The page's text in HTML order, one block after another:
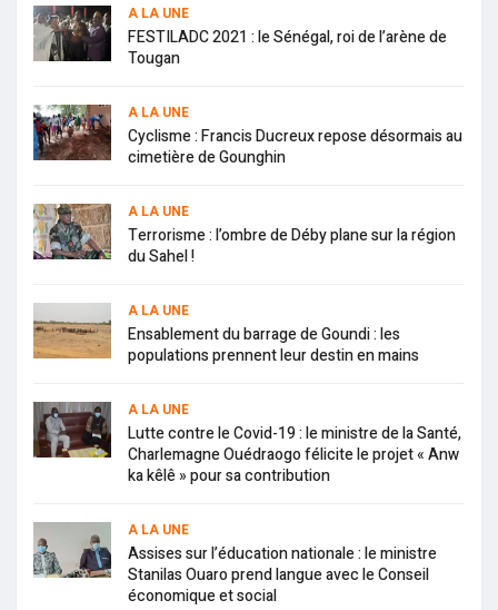
A LA UNE
FESTILADC 2021 : le Sénégal, roi de l’arène de
Tougan
A LA UNE
Cyclisme : Francis Ducreux repose désormais au
cimetière de Gounghin
A LA UNE
Terrorisme : l’ombre de Déby plane sur la région
du Sahel !
A LA UNE
Ensablement du barrage de Goundi : les
populations prennent leur destin en mains
A LA UNE
Lutte contre le Covid-19 : le ministre de la Santé,
Charlemagne Ouédraogo félicite le projet « Anw
ka kêlê » pour sa contribution
A LA UNE
Assises sur l’éducation nationale : le ministre
Stanilas Ouaro prend langue avec le Conseil
économique et social